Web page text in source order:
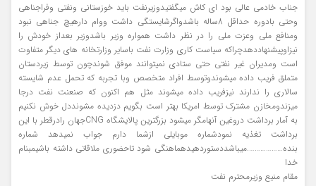
جناب خادمی عالی بود ای کاش میگفتیدوزیرنفت باید خوزستانی ونفتی وفراجناهی
وحتی بادوره حداقل 8ساله باشدواگرشایستگی داشت ووام دارهیچ جناهی نبود
ومنافع ملی وعزت ملی را در نظر داشت همواره وزیر باشدوزیر بعداز خودش را
نیزاوپیشنهاددهدچراکه سیاست کاری وزارت نفت باسایر وزارتخانه های دیگر متفاوت
است ومدیران غیر نفتی حتی ستادی نمیتوانند موفق شوندچون توسط زیردستان
متملق فریب داده میشوندوتوسط افراد متخصص وبا تجربه که تحمل عدم شایسته
سالاری را ندارند نیزفریب داده میشوند مثل هم اکنون که صنعنت نفت درجا
میزندومخازن مشترک توسط امریکا بهتر است بگویم دزدیده مشونددل خوش نکنیم
به آمار برداشت دروغین آنهامگر میشود بزرگترین پالایشگاه CNGجهان رادرقطر با این
برداشت تغذیه نمودشماره موبایلی ازشما دارم جواب نمیدهد شماره
بنده……………….میباشددستوردهیدهماهنگی شود تاحضوری ملاقاتی داشته باشیمبنام
خدا
مقام منیع وزیرمحترم نفت